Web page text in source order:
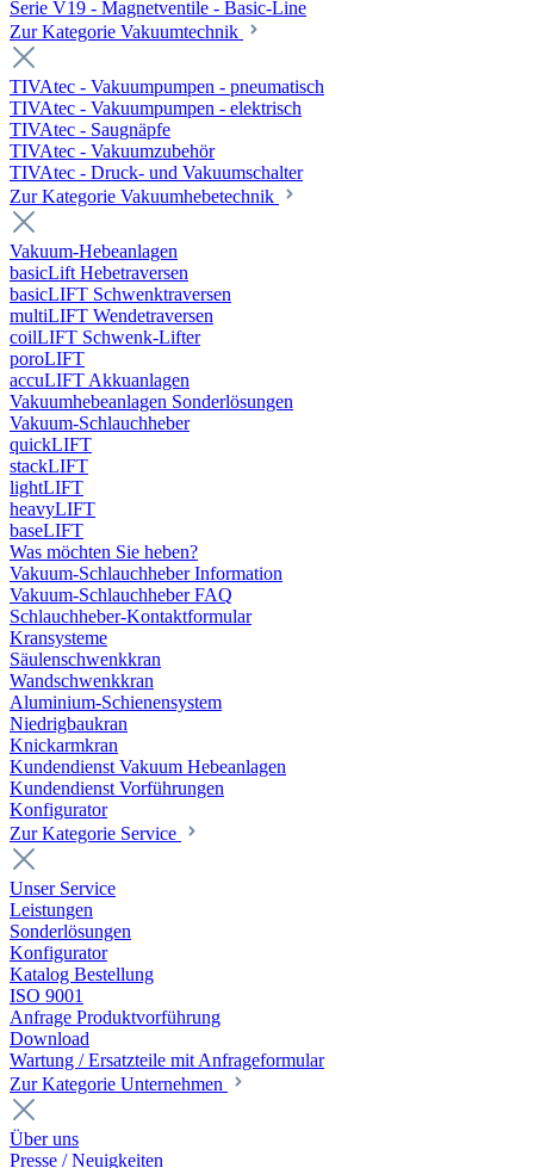
Serie V19 - Magnetventile - Basic-Line
Zur Kategorie Vakuumtechnik
TIVAtec - Vakuumpumpen - pneumatisch
TIVAtec - Vakuumpumpen - elektrisch
TIVAtec - Saugnäpfe
TIVAtec - Vakuumzubehör
TIVAtec - Druck- und Vakuumschalter
Zur Kategorie Vakuumhebetechnik
Vakuum-Hebeanlagen
basicLift Hebetraversen
basicLIFT Schwenktraversen
multiLIFT Wendetraversen
coilLIFT Schwenk-Lifter
poroLIFT
accuLIFT Akkuanlagen
Vakuumhebeanlagen Sonderlösungen
Vakuum-Schlauchheber
quickLIFT
stackLIFT
lightLIFT
heavyLIFT
baseLIFT
Was möchten Sie heben?
Vakuum-Schlauchheber Information
Vakuum-Schlauchheber FAQ
Schlauchheber-Kontaktformular
Kransysteme
Säulenschwenkkran
Wandschwenkkran
Aluminium-Schienensystem
Niedrigbaukran
Knickarmkran
Kundendienst Vakuum Hebeanlagen
Kundendienst Vorführungen
Konfigurator
Zur Kategorie Service
Unser Service
Leistungen
Sonderlösungen
Konfigurator
Katalog Bestellung
ISO 9001
Anfrage Produktvorführung
Download
Wartung / Ersatzteile mit Anfrageformular
Zur Kategorie Unternehmen
Über uns
Presse / Neuigkeiten